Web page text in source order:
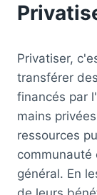
Privatiser,
transférer
financés par
mains
ressources
général. En